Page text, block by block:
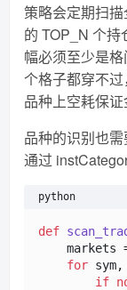
策略会定期扫
的 TOP_N 个
幅必须至少是
个格子都穿不
品种上空耗保证
品种的识别也
通过
python
def
markets
for
if